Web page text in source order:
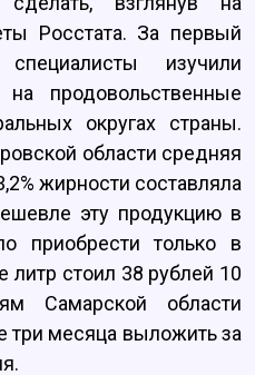
Росстата. За первый
изучили
продовольственные
округах страны.
области средняя
жирности составляла
эту продукцию в
приобрести только в
литр стоил 38 рублей 10
Самарской области
три месяца выложить за